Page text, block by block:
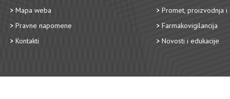
Mapa weba
Pravne napomene
Kontakti
Promet, proizvodnja i
Farmakovigilancija
Novosti i edukacije